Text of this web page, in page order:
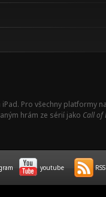
iPad. Pro všechny platformy
hrám ze sérií jako Call of
youtube RSS